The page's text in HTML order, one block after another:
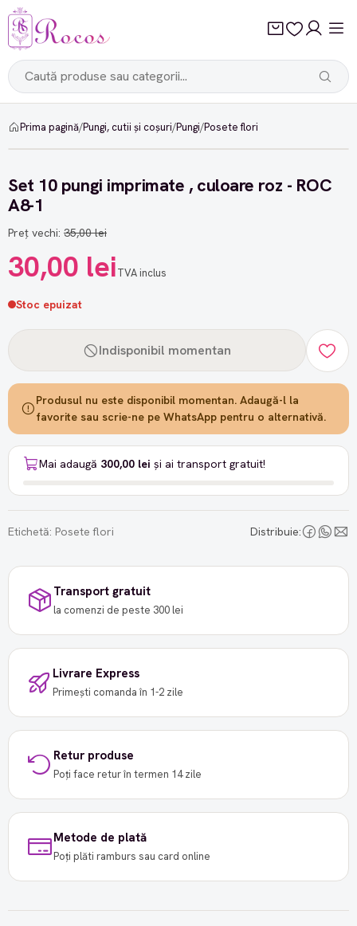
Prima pagină/Pungi, cutii și coșuri/Pungi/Posete flori
-14%
Set 10 pungi imprimate , culoare roz - ROC
A8-1
Preț vechi: 35,00 lei
30,00 leiTVA inclus
Stoc epuizat
Indisponibil momentan
Produsul nu este disponibil momentan. Adaugă-l la
favorite sau scrie-ne pe WhatsApp pentru o alternativă.
Mai adaugă 300,00 lei și ai transport gratuit!
Etichetă: Posete flori Distribuie:
Transport gratuit
la comenzi de peste 300 lei
Livrare Express
Primești comanda în 1-2 zile
Retur produse
Poți face retur în termen 14 zile
Metode de plată
Poți plăti ramburs sau card online